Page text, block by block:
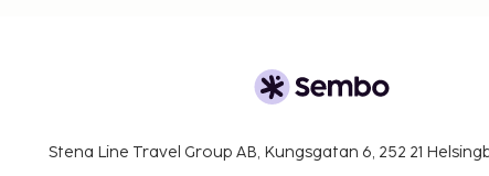
Stena Line Travel Group AB, Kungsgatan 6, 252 21